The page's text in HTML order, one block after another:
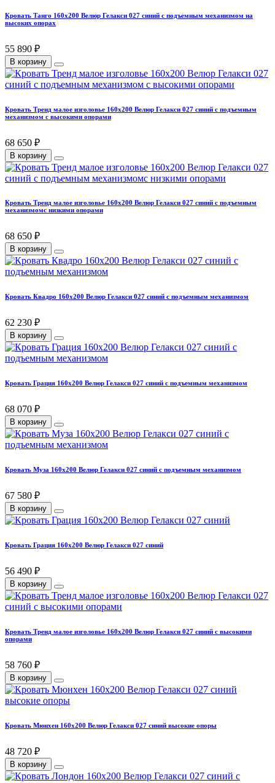
Кровать Танго 160х200 Велюр Гелакси 027 синий с подъемным механизмом на
высоких опорах
55 890 ₽
В корзину
Кровать Тренд малое изголовье 160х200 Велюр Гелакси 027 синий с подъемным
механизмом с высокими опорами
68 650 ₽
В корзину
Кровать Тренд малое изголовье 160х200 Велюр Гелакси 027 синий с подъемным
механизмомс низкими опорами
68 650 ₽
В корзину
Кровать Квадро 160х200 Велюр Гелакси 027 синий с подъемным механизмом
62 230 ₽
В корзину
Кровать Грация 160х200 Велюр Гелакси 027 синий с подъемным механизмом
68 070 ₽
В корзину
Кровать Муза 160х200 Велюр Гелакси 027 синий с подъемным механизмом
67 580 ₽
В корзину
Кровать Грация 160х200 Велюр Гелакси 027 синий
56 490 ₽
В корзину
Кровать Тренд малое изголовье 160х200 Велюр Гелакси 027 синий с высокими
опорами
58 760 ₽
В корзину
Кровать Мюнхен 160х200 Велюр Гелакси 027 синий высокие опоры
48 720 ₽
В корзину